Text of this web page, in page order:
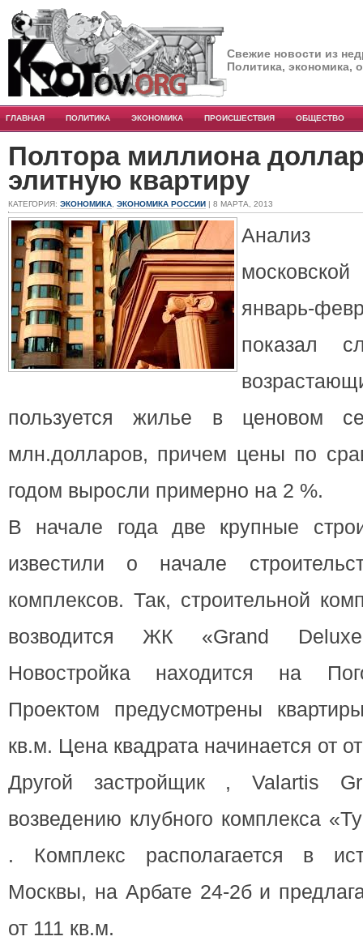
Свежие новости из
Политика, экономика,
ГЛАВНАЯ ПОЛИТИКА ЭКОНОМИКА ПРОИСШЕСТВИЯ ОБЩЕСТВО
Полтора миллиона
элитную квартиру
КАТЕГОРИЯ: ЭКОНОМИКА ЭКОНОМИКА РОССИИ | 8 МАРТА, 2013
Анализ
январь-
показал
пользуется жилье в ценовом
млн.долларов, причем цены по
годом выросли примерно на 2 %.
В начале года две крупные
известили о начале
комплексов. Так, строительной
возводится ЖК «Grand
Новостройка находится на
Проектом предусмотрены
кв.м. Цена квадрата начинается от
Другой застройщик , Valartis
возведению клубного комплекса
. Комплекс располагается в
Москвы, на Арбате 24-2б и
от 111 кв.м.